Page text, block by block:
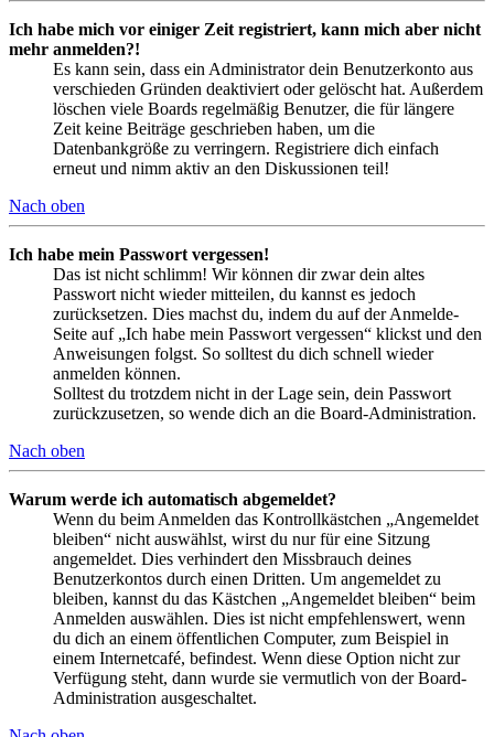
Ich habe mich vor einiger Zeit registriert, kann mich aber nicht
mehr anmelden?!
Es kann sein, dass ein Administrator dein Benutzerkonto aus
verschieden Gründen deaktiviert oder gelöscht hat. Außerdem
löschen viele Boards regelmäßig Benutzer, die für längere
Zeit keine Beiträge geschrieben haben, um die
Datenbankgröße zu verringern. Registriere dich einfach
erneut und nimm aktiv an den Diskussionen teil!
Nach oben
Ich habe mein Passwort vergessen!
Das ist nicht schlimm! Wir können dir zwar dein altes
Passwort nicht wieder mitteilen, du kannst es jedoch
zurücksetzen. Dies machst du, indem du auf der Anmelde-
Seite auf „Ich habe mein Passwort vergessen“ klickst und den
Anweisungen folgst. So solltest du dich schnell wieder
anmelden können.
Solltest du trotzdem nicht in der Lage sein, dein Passwort
zurückzusetzen, so wende dich an die Board-Administration.
Nach oben
Warum werde ich automatisch abgemeldet?
Wenn du beim Anmelden das Kontrollkästchen „Angemeldet
bleiben“ nicht auswählst, wirst du nur für eine Sitzung
angemeldet. Dies verhindert den Missbrauch deines
Benutzerkontos durch einen Dritten. Um angemeldet zu
bleiben, kannst du das Kästchen „Angemeldet bleiben“ beim
Anmelden auswählen. Dies ist nicht empfehlenswert, wenn
du dich an einem öffentlichen Computer, zum Beispiel in
einem Internetcafé, befindest. Wenn diese Option nicht zur
Verfügung steht, dann wurde sie vermutlich von der Board-
Administration ausgeschaltet.